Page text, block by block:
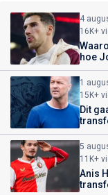
4
16K+
hoe
1
15K+
Dit
5
11K+
Anis